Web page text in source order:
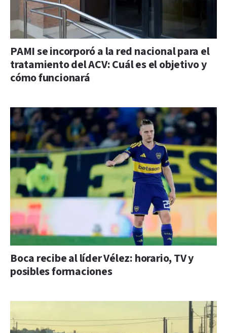
PAMI se incorporó a la red nacional para el
tratamiento del ACV: Cuál es el objetivo y
cómo funcionará
Boca recibe al líder Vélez: horario, TV y
posibles formaciones